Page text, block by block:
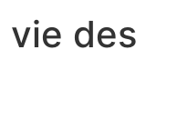
vie des